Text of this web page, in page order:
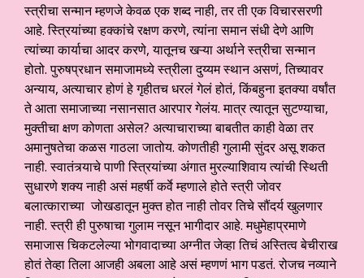
स्त्रीचा सन्मान म्हणजे केवळ एक शब्द नाही, तर ती एक विचारसरणी
आहे. स्त्रियांच्या हक्कांचे रक्षण करणे, त्यांना समान संधी देणे आणि
त्यांच्या कार्याचा आदर करणे, यातूनच खऱ्या अर्थाने स्त्रीचा सन्मान
होतो. पुरुषप्रधान समाजामध्ये स्त्रीला दुय्यम स्थान असणं, तिच्यावर
अन्याय, अत्याचार होणं हे गृहीतच धरलं गेलं होतं, किंबहुना इतक्या वर्षांत
ते आता समाजाच्या नसानसात आरपार गेलंय. मात्र त्यातून सुटण्याचा,
मुक्तीचा क्षण कोणता असेल? अत्याचाराच्या बाबतीत काही वेळा तर
अमानुषतेचा कळस गाठला जातोय. कोणतीही गुलामी सुंदर असू शकत
नाही. स्वातंत्र्याचे पाणी स्त्रियांच्या अंगात मुरल्याशिवाय त्यांची स्थिती
सुधारणे शक्य नाही असं महर्षी कर्वे म्हणाले होते स्त्री जोवर
बलात्काराच्या जोखडातून मुक्त होत नाही तोवर तिचे सौंदर्य खुलणार
नाही. स्त्री ही पुरुषाचा गुलाम नसून भागीदार आहे. मधुमेहाप्रमाणे
समाजास चिकटलेल्या भोगवादाच्या अग्नीत जेव्हा तिचं अस्तित्व बेचीराख
होतं तेव्हा तिला आजही अबला आहे असं म्हणणं भाग पडतं. रोजच नव्याने